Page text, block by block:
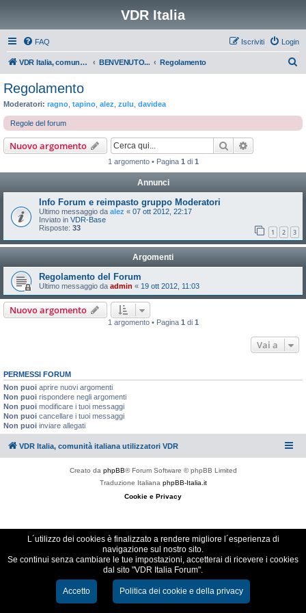
VDR Italia
FAQ Login
Iscriviti
VDR Italia, comunità italiana utilizzatori VDR BENVENUTO... Regolamento
a
Regolamento
Moderatori: ragno tapino alez zulu davidea
Regole del forum
Nuovo argomento Cerca
1 argomento • Pagina 1 di 1
Annunci
Info Forum e reimpasto gruppo Moderatori
Ultimo messaggio da alez « 07 ott 2012, 22:17
Inviato in VDR-Base
Risposte: 33 1 2 3
Argomenti
Regolamento del Forum
Ultimo messaggio da admin « 19 ott 2012, 11:03
Nuovo argomento
1 argomento • Pagina 1 di 1
Vai a
PERMESSI FORUM
Non puoi aprire nuovi argomenti
Non puoi rispondere negli argomenti
Non puoi modificare i tuoi messaggi
Non puoi cancellare i tuoi messaggi
Non puoi inviare allegati
VDR Italia, comunità italiana utilizzatori VDR
Creato da phpBB® Forum Software © phpBB Limited
Traduzione Italiana phpBB-Italia.it
Cookie e Privacy
L´utilizzo dei cookies è finalizzato a rendere migliore l´esperienza di
navigazione sul nostro sito.
Se continui senza cambiare le tue impostazioni, accetterai di ricevere i cookies
dal sito "VDR Italia Forum".
Accetto Politica dei cookie e della privacy